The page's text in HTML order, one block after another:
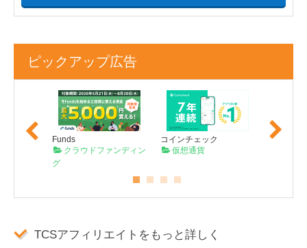
ピックアップ広告
Previo
us
Funds
クラウドファンディン
グ
コインチェック
仮想通貨
Next
TCSアフィリエイトをもっと詳しく